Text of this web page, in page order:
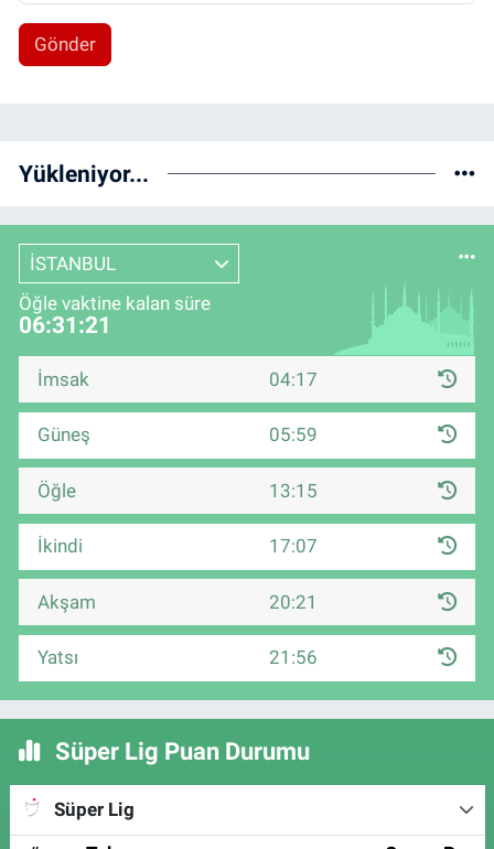
Gönder
Yükleniyor...
İSTANBUL
Öğle vaktine kalan süre
06:31:20
İmsak 04:17
Güneş 05:59
Öğle 13:15
İkindi 17:07
Akşam 20:21
Yatsı 21:56
Süper Lig Puan Durumu
Süper Lig